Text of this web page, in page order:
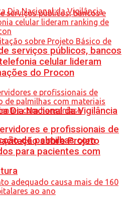
Dia Nacional da Vigilância
sobre Projeto
serviços públicos, bancos
celular lideram
do Procon
e profissionais de
de palmilhas com
para pacientes com